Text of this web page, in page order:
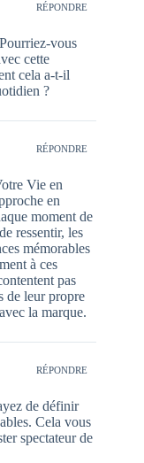
RÉPONDRE
vous
cette
cela a-t-il
?
RÉPONDRE
Vie en
en
moment de
ressentir, les
mémorables
à ces
pas
de leur propre
la marque.
RÉPONDRE
de définir
Cela vous
spectateur de